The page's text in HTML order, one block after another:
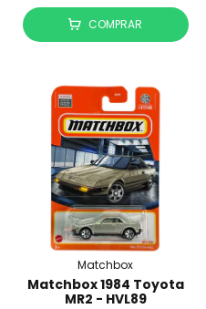
COMPRAR
Matchbox
Matchbox 1984 Toyota
MR2 - HVL89